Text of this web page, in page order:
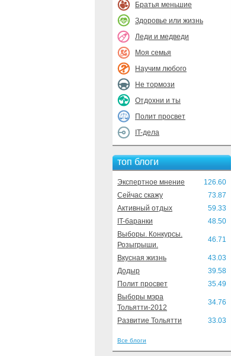
Братья меньшие
Здоровье или жизнь
Леди и медведи
Моя семья
Научим любого
Не тормози
Отдохни и ты
Полит просвет
IT-дела
топ блоги
Экспертное мнение
126.60
Сейчас скажу
73.87
Активный отдых
59.33
IT-баранки
48.50
Выборы. Конкурсы.
Розыгрыши.
46.71
Вкусная жизнь
43.03
Додыр
39.58
Полит просвет
35.49
Выборы мэра
Тольятти-2012
34.76
Развитие Тольятти 33.03
Все блоги